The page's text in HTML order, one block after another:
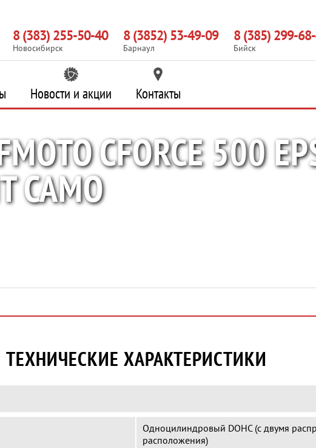
8 (383) 255-50-40
Новосибирск
8 (3852) 53-49-09
Барнаул
8 (385) 299-
Бийск
Новости и акции Контакты
CFORCE 500
CAMO
ТЕХНИЧЕСКИЕ ХАРАКТЕРИСТИКИ
Одноцилиндровый DOHC (с двумя
расположения)